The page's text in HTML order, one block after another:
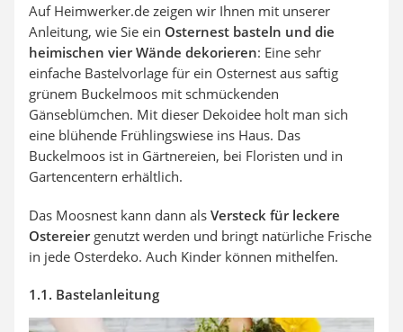
Auf Heimwerker.de zeigen wir Ihnen mit unserer
Anleitung, wie Sie ein Osternest basteln und die
heimischen vier Wände dekorieren: Eine sehr
einfache Bastelvorlage für ein Osternest aus saftig
grünem Buckelmoos mit schmückenden
Gänseblümchen. Mit dieser Dekoidee holt man sich
eine blühende Frühlingswiese ins Haus. Das
Buckelmoos ist in Gärtnereien, bei Floristen und in
Gartencentern erhältlich.
Das Moosnest kann dann als Versteck für leckere
Ostereiergenutzt werden und bringt natürliche Frische
in jede Osterdeko. Auch Kinder können mithelfen.
1.1. Bastelanleitung